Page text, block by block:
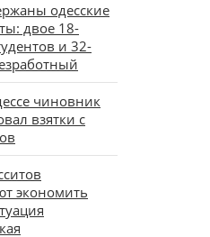
одесские
двое 18-
и 32-
чиновник
взятки с
экономить